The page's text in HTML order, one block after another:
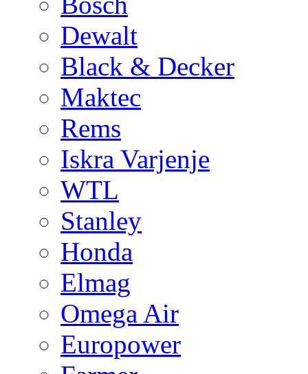
Dewalt
Black & Decker
Maktec
Rems
Iskra Varjenje
WTL
Stanley
Honda
Elmag
Omega Air
Europower